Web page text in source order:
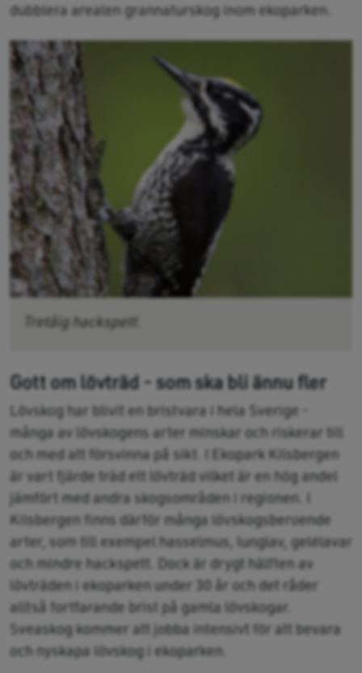
dubblera arealen grannaturskog inom ekoparken.
Tretåig hackspett.
Gott om lövträd - som ska bli ännu fler
Lövskog har blivit en bristvara i hela Sverige -
många av lövskogens arter minskar och riskerar till
och med att försvinna på sikt. I Ekopark Kilsbergen
är vart fjärde träd ett lövträd vilket är en hög andel
jämfört med andra skogsområden i regionen. I
Kilsbergen finns därför många lövskogsberoende
arter, som till exempel hasselmus, lunglav, gelélavar
och mindre hackspett. Dock är drygt hälften av
lövträden i ekoparken under 30 år och det råder
alltså fortfarande brist på gamla lövskogar.
Sveaskog kommer att jobba intensivt för att bevara
och nyskapa lövskog i ekoparken.